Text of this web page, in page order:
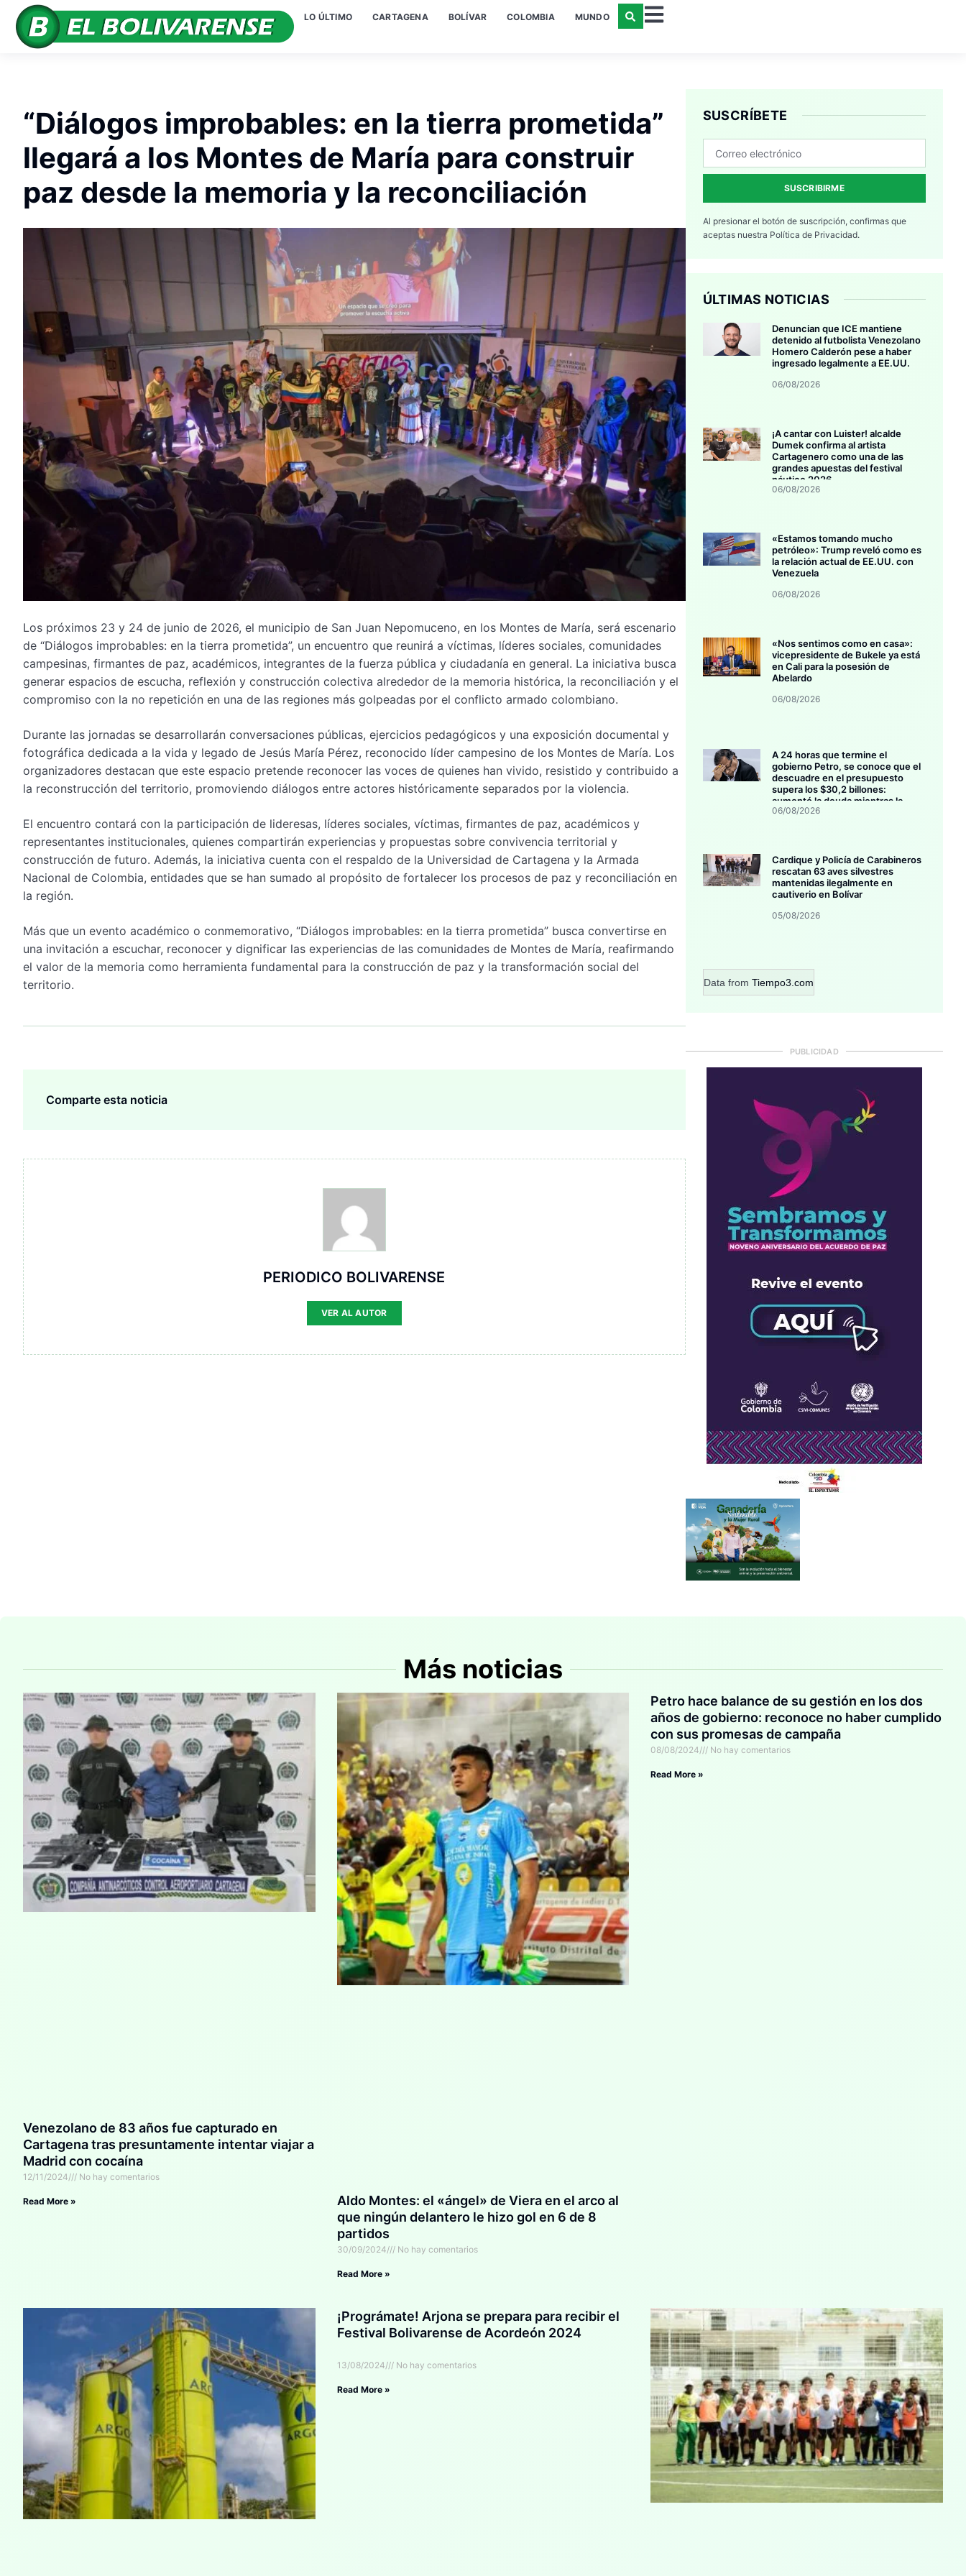
LO ÚLTIMO CARTAGENA BOLÍVAR COLOMBIA MUNDO
“Diálogos improbables: en la tierra prometida”
llegará a los Montes de María para construir
paz desde la memoria y la reconciliación
Los próximos 23 y 24 de junio de 2026, el municipio de San Juan Nepomuceno, en los Montes de María, será escenario
de “Diálogos improbables: en la tierra prometida”, un encuentro que reunirá a víctimas, líderes sociales, comunidades
campesinas, firmantes de paz, académicos, integrantes de la fuerza pública y ciudadanía en general. La iniciativa busca
generar espacios de escucha, reflexión y construcción colectiva alrededor de la memoria histórica, la reconciliación y el
compromiso con la no repetición en una de las regiones más golpeadas por el conflicto armado colombiano.
Durante las jornadas se desarrollarán conversaciones públicas, ejercicios pedagógicos y una exposición documental y
fotográfica dedicada a la vida y legado de Jesús María Pérez, reconocido líder campesino de los Montes de María. Los
organizadores destacan que este espacio pretende reconocer las voces de quienes han vivido, resistido y contribuido a
la reconstrucción del territorio, promoviendo diálogos entre actores históricamente separados por la violencia.
El encuentro contará con la participación de lideresas, líderes sociales, víctimas, firmantes de paz, académicos y
representantes institucionales, quienes compartirán experiencias y propuestas sobre convivencia territorial y
construcción de futuro. Además, la iniciativa cuenta con el respaldo de la Universidad de Cartagena y la Armada
Nacional de Colombia, entidades que se han sumado al propósito de fortalecer los procesos de paz y reconciliación en
la región.
Más que un evento académico o conmemorativo, “Diálogos improbables: en la tierra prometida” busca convertirse en
una invitación a escuchar, reconocer y dignificar las experiencias de las comunidades de Montes de María, reafirmando
el valor de la memoria como herramienta fundamental para la construcción de paz y la transformación social del
territorio.
Comparte esta noticia
PERIODICO BOLIVARENSE
VER AL AUTOR
SUSCRÍBETE
SUSCRIBIRME
Al presionar el botón de suscripción, confirmas que
aceptas nuestra Política de Privacidad.
ÚLTIMAS NOTICIAS
Denuncian que ICE mantiene
detenido al futbolista Venezolano
Homero Calderón pese a haber
ingresado legalmente a EE.UU.
06/08/2026
¡A cantar con Luister! alcalde
Dumek confirma al artista
Cartagenero como una de las
grandes apuestas del festival
náutico 2026
06/08/2026
«Estamos tomando mucho
petróleo»: Trump reveló como es
la relación actual de EE.UU. con
Venezuela
06/08/2026
«Nos sentimos como en casa»:
vicepresidente de Bukele ya está
en Cali para la posesión de
Abelardo
06/08/2026
A 24 horas que termine el
gobierno Petro, se conoce que el
descuadre en el presupuesto
supera los $30,2 billones:
aumentó la deuda mientras la
inversión se estanca
06/08/2026
Cardique y Policía de Carabineros
rescatan 63 aves silvestres
mantenidas ilegalmente en
cautiverio en Bolívar
05/08/2026
Data from Tiempo3.com
PUBLICIDAD
Más noticias
Venezolano de 83 años fue capturado en
Cartagena tras presuntamente intentar viajar a
Madrid con cocaína
12/11/2024 No hay comentarios
Read More »
Aldo Montes: el «ángel» de Viera en el arco al
que ningún delantero le hizo gol en 6 de 8
partidos
30/09/2024 No hay comentarios
Read More »
Petro hace balance de su gestión en los dos
años de gobierno: reconoce no haber cumplido
con sus promesas de campaña
08/08/2024 No hay comentarios
Read More »
¡Prográmate! Arjona se prepara para recibir el
Festival Bolivarense de Acordeón 2024
13/08/2024 No hay comentarios
Read More »